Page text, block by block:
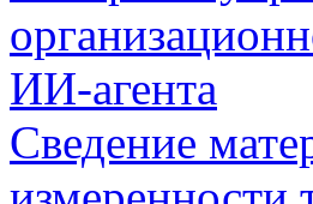
ИИ-агента
Сведение